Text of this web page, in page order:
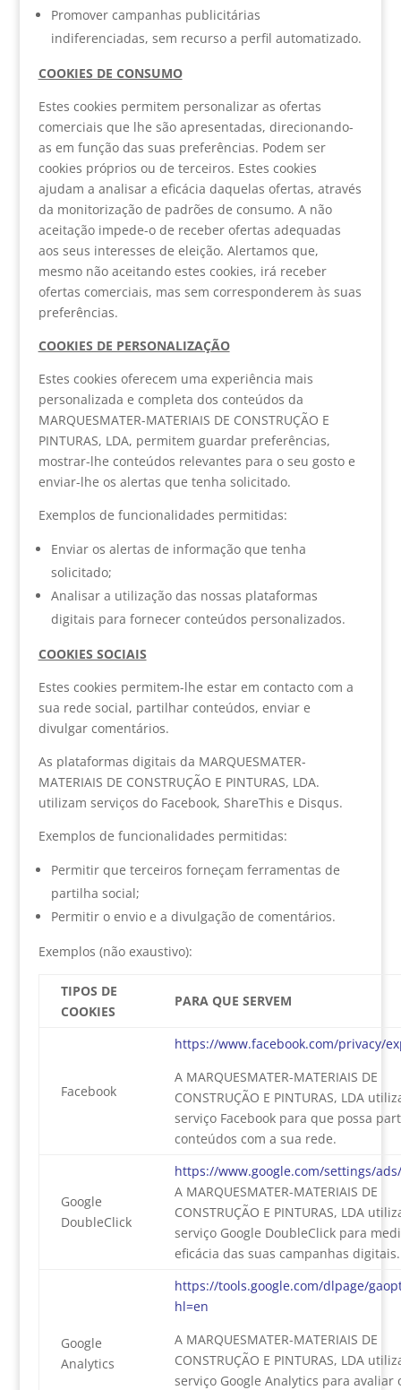
Promover campanhas publicitárias
indiferenciadas, sem recurso a perfil automatizado.
COOKIES DE CONSUMO
Estes cookies permitem personalizar as ofertas
comerciais que lhe são apresentadas, direcionando-
as em função das suas preferências. Podem ser
cookies próprios ou de terceiros. Estes cookies
ajudam a analisar a eficácia daquelas ofertas, através
da monitorização de padrões de consumo. A não
aceitação impede-o de receber ofertas adequadas
aos seus interesses de eleição. Alertamos que,
mesmo não aceitando estes cookies, irá receber
ofertas comerciais, mas sem corresponderem às suas
preferências.
COOKIES DE PERSONALIZAÇÃO
Estes cookies oferecem uma experiência mais
personalizada e completa dos conteúdos da
MARQUESMATER-MATERIAIS DE CONSTRUÇÃO E
PINTURAS, LDA, permitem guardar preferências,
mostrar-lhe conteúdos relevantes para o seu gosto e
enviar-lhe os alertas que tenha solicitado.
Exemplos de funcionalidades permitidas:
Enviar os alertas de informação que tenha
solicitado;
Analisar a utilização das nossas plataformas
digitais para fornecer conteúdos personalizados.
COOKIES SOCIAIS
Estes cookies permitem-lhe estar em contacto com a
sua rede social, partilhar conteúdos, enviar e
divulgar comentários.
As plataformas digitais da MARQUESMATER-
MATERIAIS DE CONSTRUÇÃO E PINTURAS, LDA.
utilizam serviços do Facebook, ShareThis e Disqus.
Exemplos de funcionalidades permitidas:
Permitir que terceiros forneçam ferramentas de
partilha social;
Permitir o envio e a divulgação de comentários.
Exemplos (não exaustivo):
TIPOS DE
COOKIES
PARA QUE SERVEM
Facebook
https://www.facebook.com/privacy/
A MARQUESMATER-MATERIAIS DE
CONSTRUÇÃO E PINTURAS, LDA
serviço Facebook para que possa
conteúdos com a sua rede.
Google
DoubleClick
https://www.google.com/settings/
A MARQUESMATER-MATERIAIS DE
CONSTRUÇÃO E PINTURAS, LDA
serviço Google DoubleClick para
eficácia das suas campanhas digitais.
Google
Analytics
https://tools.google.com/dlpage/
hl=en
A MARQUESMATER-MATERIAIS DE
CONSTRUÇÃO E PINTURAS, LDA
serviço Google Analytics para avaliar